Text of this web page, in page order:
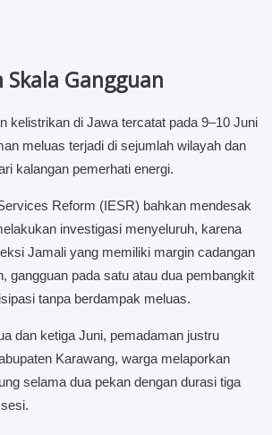
Gangguan
kelistrikan di Jawa tercatat pada 9–10 Juni
meluas terjadi di sejumlah wilayah dan
kalangan pemerhati energi.
Reform (IESR) bahkan mendesak
investigasi menyeluruh, karena
Jamali yang memiliki margin cadangan
gangguan pada satu atau dua pembangkit
tanpa berdampak meluas.
dan ketiga Juni, pemadaman justru
Karawang, warga melaporkan
selama dua pekan dengan durasi tiga